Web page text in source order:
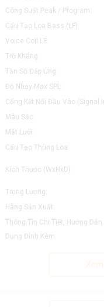
Công Suất Peak / Program:
Cấu Tạo Loa Bass (LF):
Voice Coil LF:
Trở Kháng:
Tần Số Đáp Ứng:
Độ Nhạy Max SPL:
Cổng Kết Nối Đầu Vào (Signal
Màu Sắc:
Mặt Lưới:
Cấu Tạo Thùng Loa:
Kích Thước (WxHxD):
Trọng Lượng:
Hãng Sản Xuất:
Thông Tin Chi Tiết, Hướng Dẫn
Dụng Đính Kèm: